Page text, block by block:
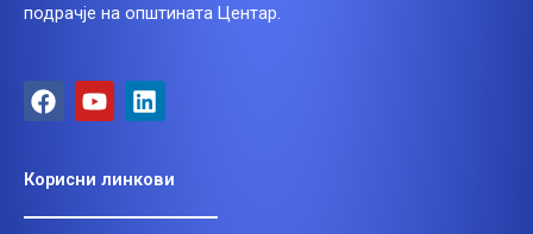
подрачје на општината Центар.
F
a
b
o
Y
o
u
b
L
i
e
d
Корисни линкови